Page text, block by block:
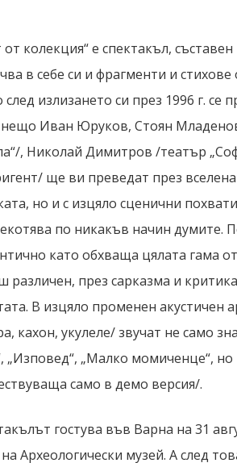
от колекция“ е спектакъл,
в себе си и фрагменти и
след излизането си през 1996 г.
нещо Иван Юруков, Стоян
, Николай Димитров /театър
ще ви преведат през
но и с изцяло сценични
по никакъв начин думите.
като обхваща цялата гама
различен, през сарказма и
В изцяло променен акустичен
кахон, укулеле/ звучат не само
„Изповед“, „Малко момиченце“,
само в демо версия/.
гостува във Варна на 31
Археологически музей. А след